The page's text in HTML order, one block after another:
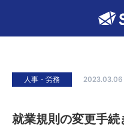
人事・労務 2023.03.06
就業規則の変更手